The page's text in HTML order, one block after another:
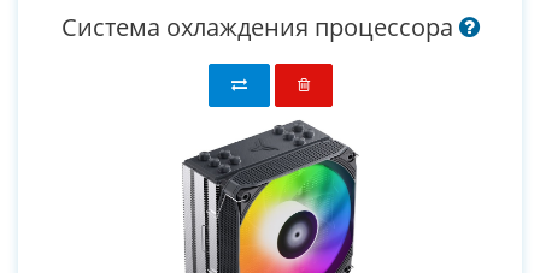
Система охлаждения процессора